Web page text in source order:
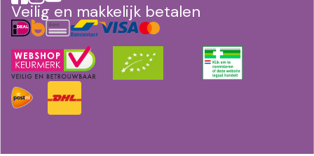
Veilig en makkelijk betalen